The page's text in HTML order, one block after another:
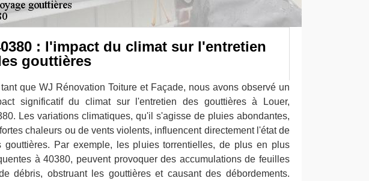
: l'impact du climat sur l'entretien
gouttières
tant que WJ Rénovation Toiture et Façade, nous avons observé un
significatif du climat sur l'entretien des gouttières à Louer,
Les variations climatiques, qu'il s'agisse de pluies abondantes,
chaleurs ou de vents violents, influencent directement l'état de
gouttières. Par exemple, les pluies torrentielles, de plus en plus
à 40380, peuvent provoquer des accumulations de feuilles
débris, obstruant les gouttières et causant des débordements.